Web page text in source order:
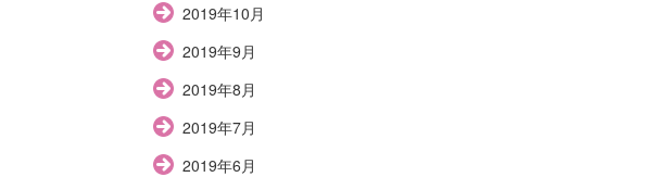
2019年10月
2019年9月
2019年8月
2019年7月
2019年6月